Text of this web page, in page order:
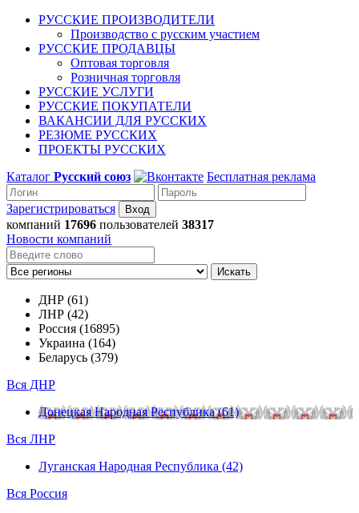
РУССКИЕ ПРОИЗВОДИТЕЛИ
Производство с русским участием
РУССКИЕ ПРОДАВЦЫ
Оптовая торговля
Розничная торговля
РУССКИЕ УСЛУГИ
РУССКИЕ ПОКУПАТЕЛИ
ВАКАНСИИ ДЛЯ РУССКИХ
РЕЗЮМЕ РУССКИХ
ПРОЕКТЫ РУССКИХ
Каталог Русский союз Бесплатная реклама
Зарегистрироваться
компаний 17696 пользователей 38317
Новости компаний
Искать
ДНР (61)
ЛНР (42)
Россия (16895)
Украина (164)
Беларусь (379)
Вся ДНР
Донецкая Народная Республика (61)
Вся ЛНР
Луганская Народная Республика (42)
Вся Россия